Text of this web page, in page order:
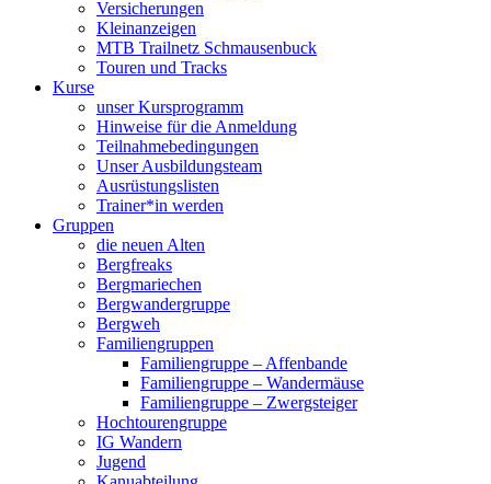
Versicherungen
Kleinanzeigen
MTB Trailnetz Schmausenbuck
Touren und Tracks
Kurse
unser Kursprogramm
Hinweise für die Anmeldung
Teilnahmebedingungen
Unser Ausbildungsteam
Ausrüstungslisten
Trainer*in werden
Gruppen
die neuen Alten
Bergfreaks
Bergmariechen
Bergwandergruppe
Bergweh
Familiengruppen
Familiengruppe – Affenbande
Familiengruppe – Wandermäuse
Familiengruppe – Zwergsteiger
Hochtourengruppe
IG Wandern
Jugend